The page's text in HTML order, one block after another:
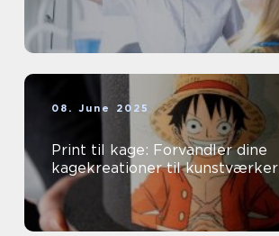
08. June 2025
Print til kage: Forvandler dine
kagekreationer til kunstværker